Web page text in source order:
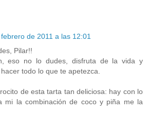
de 2011 a las 12:01
Pilar!!
eso no lo dudes, disfruta de la vida y
todo lo que te apetezca.
de esta tarta tan deliciosa: hay con lo
mi la combinación de coco y piña me la